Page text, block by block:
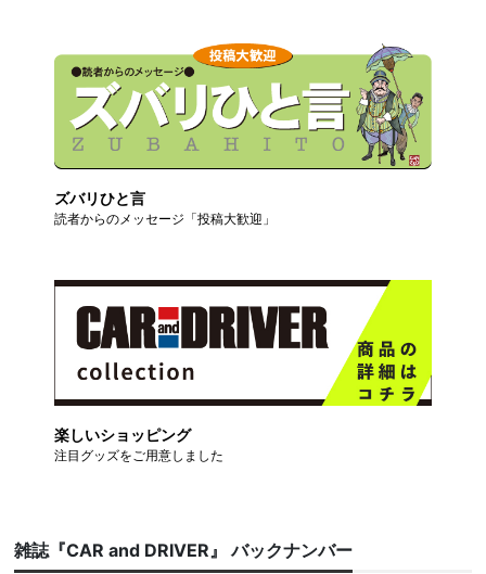
ズバリひと言
読者からのメッセージ「投稿大歓迎」
楽しいショッピング
注目グッズをご用意しました
雑誌『CAR and DRIVER』 バックナンバー